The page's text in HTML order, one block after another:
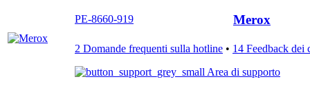
PE-8660-919 Merox
2 Domande frequenti sulla hotline • 14 Feedback dei
Area di supporto